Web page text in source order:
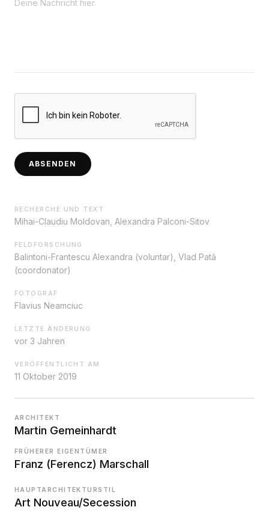
ABSENDEN
RECHERCHE UND TEXT
Mihai-Claudiu Moldovan, Alexandra Palconi-Sitov
FELDFORSCHUNG
Balintoni-Frantescu Alexandra (voluntar), Vlad Pată
(coordonator)
FOTOGRAF
Flavius Neamciuc
LETZTE ÄNDERUNG
vor 3 Jahren
VERÖFFENTLICHT AM
11 Oktober 2019
ARCHITEKT
Martin Gemeinhardt
FRÜHERER EIGENTÜMER
Franz (Ferencz) Marschall
HAUPTARCHITEKTURSTIL
Art Nouveau/Secession